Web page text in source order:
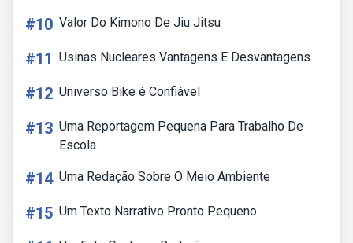
#10 Valor Do Kimono De Jiu Jitsu
#11 Usinas Nucleares Vantagens E Desvantagens
#12 Universo Bike é Confiável
#13 Uma Reportagem Pequena Para Trabalho De
Escola
#14 Uma Redação Sobre O Meio Ambiente
#15 Um Texto Narrativo Pronto Pequeno